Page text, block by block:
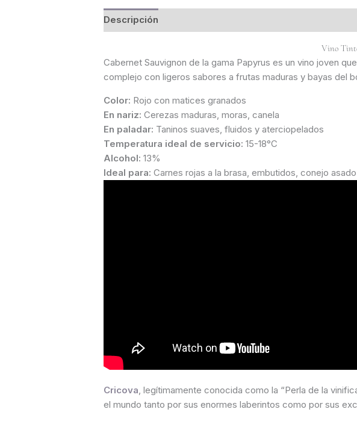
Descripción
Vino
Cabernet Sauvignon de la gama Papyrus es un vino joven
complejo con ligeros sabores a frutas maduras y bayas del
Color: Rojo con matices granados
En nariz: Cerezas maduras, moras, canela
En paladar: Taninos suaves, fluidos y aterciopelados
Temperatura ideal de servicio:15-18°C
Alcohol: 13%
Ideal para: Carnes rojas a la brasa, embutidos, conejo asado
Cricova , legítimamente conocida como la “Perla de la
el mundo tanto por sus enormes laberintos como por sus